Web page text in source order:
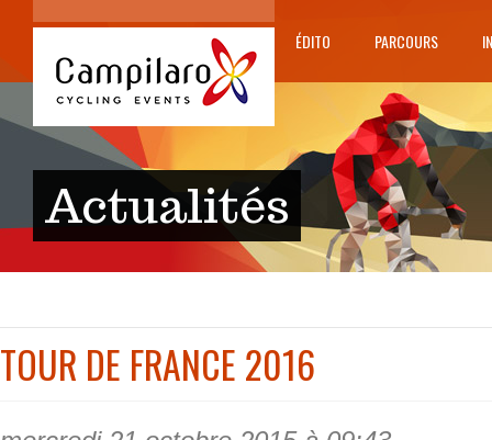
ÉDITO PARCOURS
Actualités
TOUR DE FRANCE 2016